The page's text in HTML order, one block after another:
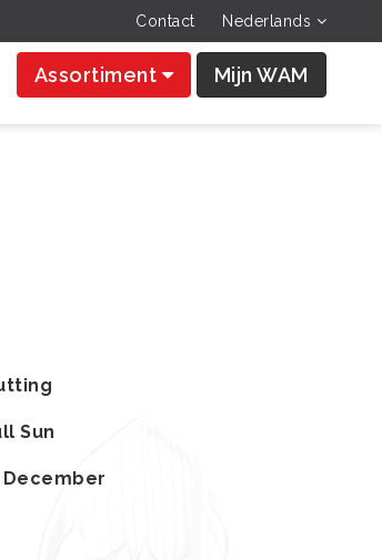
Contact Nederlands
Assortiment Mijn WAM
Sun